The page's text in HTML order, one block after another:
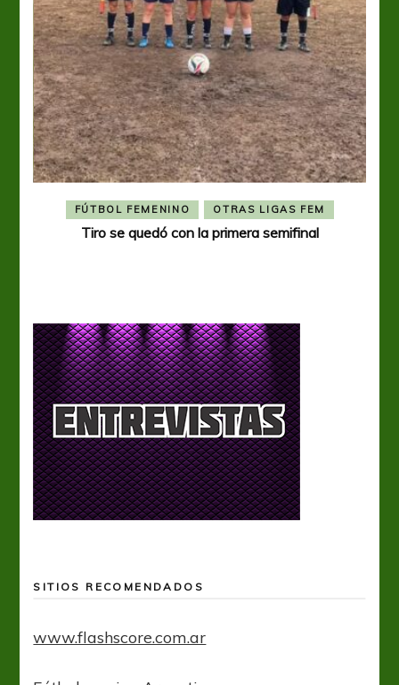
FÚTBOL FEMENINO OTRAS LIGAS FEM
Tiro se quedó con la primera semifinal
SITIOS RECOMENDADOS
www.flashscore.com.ar